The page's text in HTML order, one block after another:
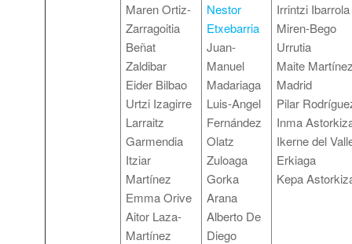
Maren Ortiz-
Zarragoitia
Beñat
Zaldibar
Eider Bilbao
Urtzi Izagirre
Larraitz
Garmendia
Itziar
Martínez
Emma Orive
Aitor Laza-
Martínez
Nestor
Etxebarria
Juan-
Manuel
Madariaga
Luis-Angel
Fernández
Olatz
Zuloaga
Gorka
Arana
Alberto De
Diego
Irrintzi Ibarrola
Miren-Bego
Urrutia
Maite
Madrid
Pilar
Inma
Ikerne del
Erkiaga
Kepa